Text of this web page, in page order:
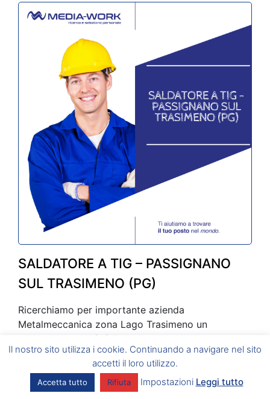
SALDATORE A TIG – PASSIGNANO
SUL TRASIMENO (PG)
Ricerchiamo per importante azienda
Metalmeccanica zona Lago Trasimeno un
Saldatore a TIG. [...] from...
20 Dicembre 2022
Il nostro sito utilizza i cookie. Continuando a navigare nel sito
accetti il loro utilizzo.
Accetta tutto Rifiuta Impostazioni Leggi tutto